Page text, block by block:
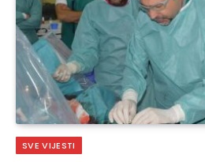
SVE VIJESTI